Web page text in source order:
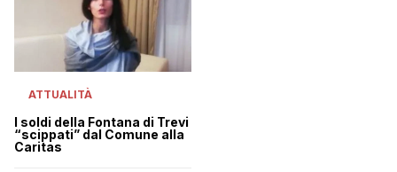
ATTUALITÀ
I soldi della Fontana di Trevi
“scippati” dal Comune alla
Caritas